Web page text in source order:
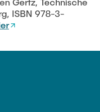
ISBN 978-3-